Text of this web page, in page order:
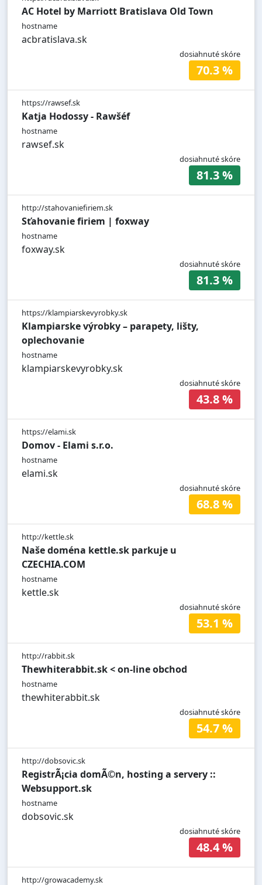
AC Hotel by Marriott Bratislava Old Town
hostname
acbratislava.sk
dosiahnuté skóre
70.3 %
https://rawsef.sk
Katja Hodossy - Rawšéf
hostname
rawsef.sk
dosiahnuté skóre
81.3 %
http://stahovaniefiriem.sk
Sťahovanie firiem | foxway
hostname
foxway.sk
dosiahnuté skóre
81.3 %
https://klampiarskevyrobky.sk
Klampiarske výrobky – parapety, lišty,
oplechovanie
hostname
klampiarskevyrobky.sk
dosiahnuté skóre
43.8 %
https://elami.sk
Domov - Elami s.r.o.
hostname
elami.sk
dosiahnuté skóre
68.8 %
http://kettle.sk
Naše doména kettle.sk parkuje u
CZECHIA.COM
hostname
kettle.sk
dosiahnuté skóre
53.1 %
http://rabbit.sk
Thewhiterabbit.sk < on-line obchod
hostname
thewhiterabbit.sk
dosiahnuté skóre
54.7 %
http://dobsovic.sk
RegistrÃ¡cia domÃ©n, hosting a servery ::
Websupport.sk
hostname
dobsovic.sk
dosiahnuté skóre
48.4 %
http://growacademy.sk